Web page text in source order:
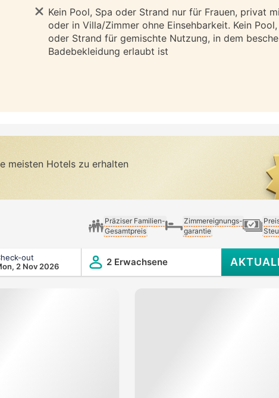
Kein Pool, Spa oder Strand nur für Frauen, privat
oder in Villa/Zimmer ohne Einsehbarkeit. Kein Pool,
oder Strand für gemischte Nutzung, in dem
Badebekleidung erlaubt ist
meisten Hotels zu erhalten
Präziser Familien-
Gesamtpreis
Zimmereignungs-
garantie
out
2 Nov 2026
2 Erwachsene